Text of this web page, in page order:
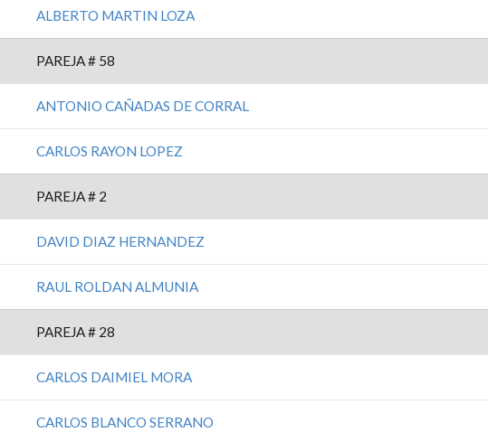
ALBERTO MARTIN LOZA
PAREJA # 58
ANTONIO CAÑADAS DE CORRAL
CARLOS RAYON LOPEZ
PAREJA # 2
DAVID DIAZ HERNANDEZ
RAUL ROLDAN ALMUNIA
PAREJA # 28
CARLOS DAIMIEL MORA
CARLOS BLANCO SERRANO